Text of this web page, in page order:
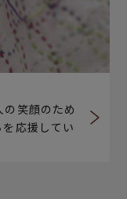
笑顔のため
応援してい